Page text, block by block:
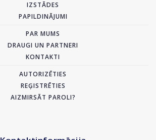
IZSTĀDES
PAPILDINĀJUMI
PAR MUMS
DRAUGI UN PARTNERI
KONTAKTI
AUTORIZĒTIES
REĢISTRĒTIES
AIZMIRSĀT PAROLI?